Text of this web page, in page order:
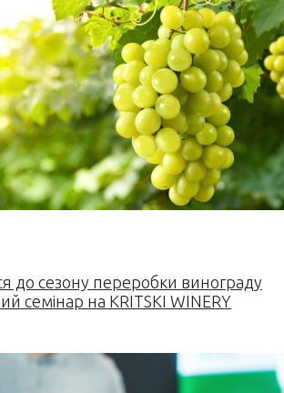
до сезону переробки винограду
семінар на KRITSKI WINERY